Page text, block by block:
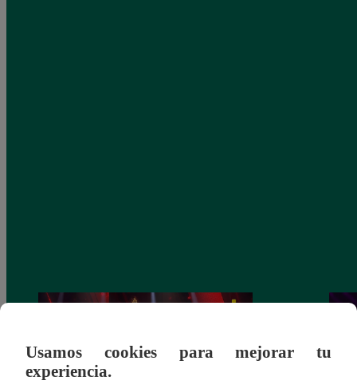
Usamos cookies para mejorar tu
experiencia.